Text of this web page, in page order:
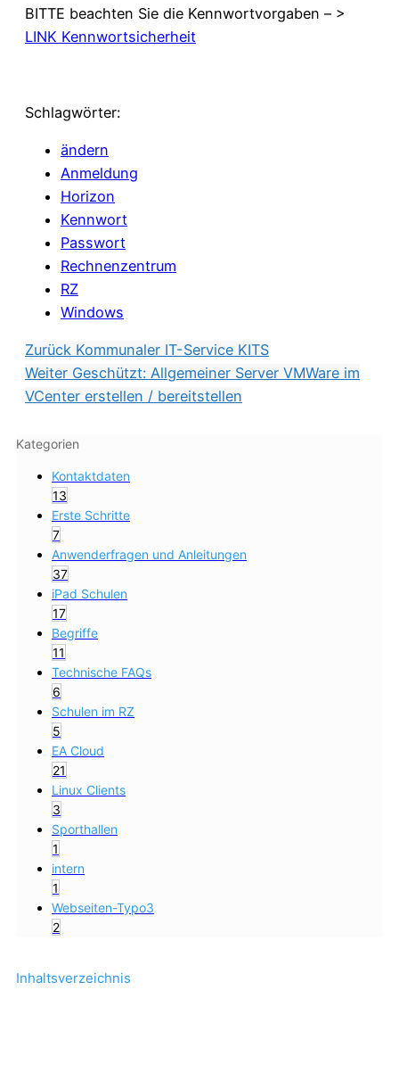
Inhaltsverzeichnis
BITTE beachten Sie die Kennwortvorgaben – >
LINK Kennwortsicherheit
Schlagwörter:
ändern
Anmeldung
Horizon
Kennwort
Passwort
Rechnenzentrum
RZ
Windows
Zurück Kommunaler IT-Service KITS
Weiter Geschützt: Allgemeiner Server VMWare im
VCenter erstellen / bereitstellen
Kategorien
Kontaktdaten
13
Erste Schritte
7
Anwenderfragen und Anleitungen
37
iPad Schulen
17
Begriffe
11
Technische FAQs
6
Schulen im RZ
5
EA Cloud
21
Linux Clients
3
Sporthallen
1
intern
1
Webseiten-Typo3
2